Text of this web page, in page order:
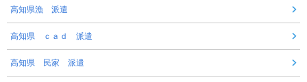
高知県漁 派遣
高知県 ｃａｄ 派遣
高知県 民家 派遣